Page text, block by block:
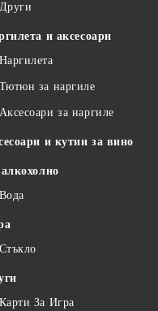
Други
и аксесоари
Наргилета
Тютюн за наргиле
Аксесоари за наргиле
и кутии за вино
Вода
Стъкло
Карти За Игра